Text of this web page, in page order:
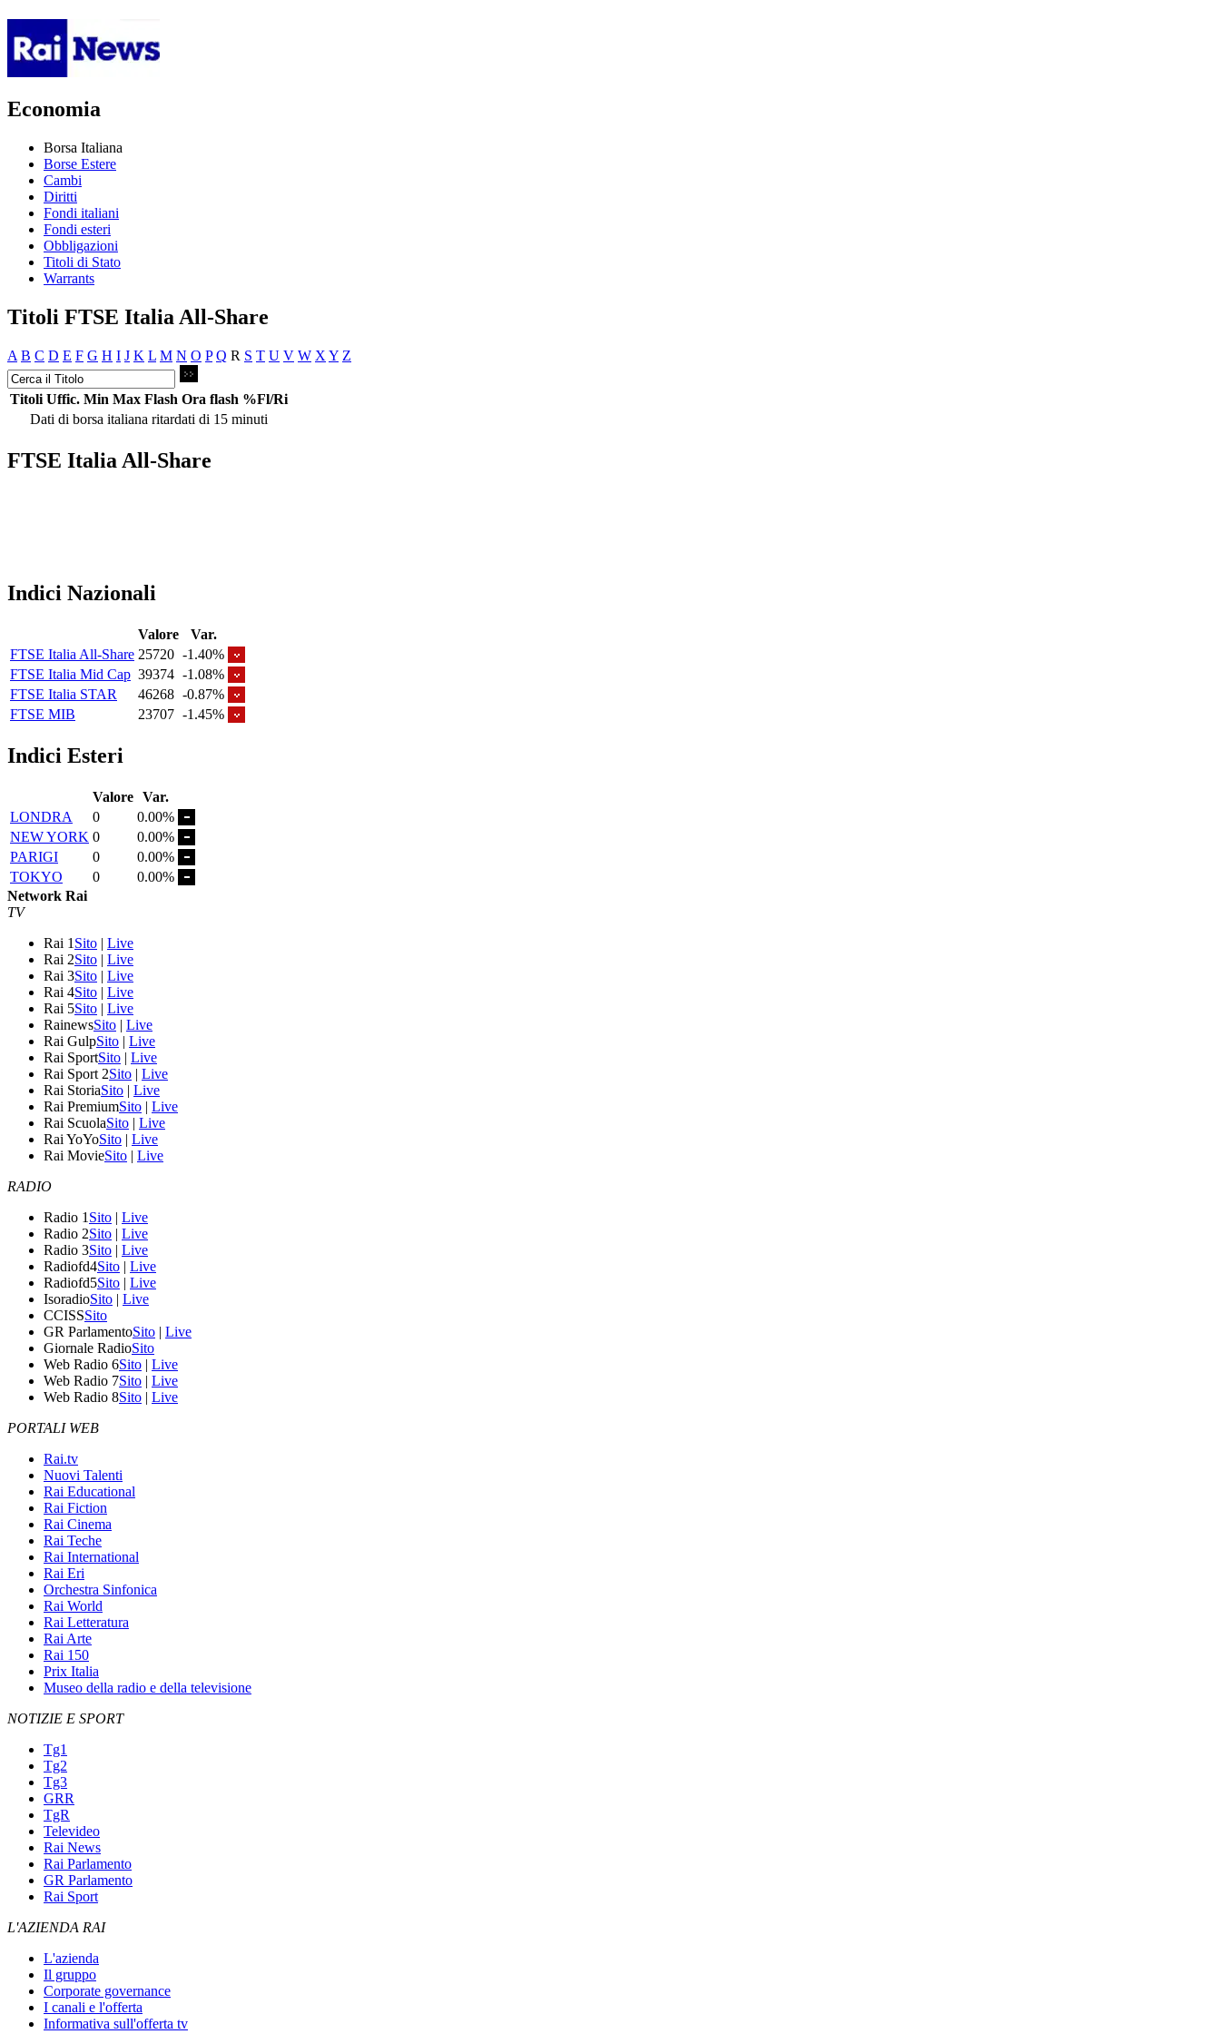
Economia
Borsa Italiana
Borse Estere
Cambi
Diritti
Fondi italiani
Fondi esteri
Obbligazioni
Titoli di Stato
Warrants
Titoli FTSE Italia All-Share
A B C D E F G H I J K L M N O P Q R S T U V W X Y Z
Titoli Uffic. Min Max Flash Ora flash %Fl/Ri
Dati di borsa italiana ritardati di 15 minuti
FTSE Italia All-Share
Indici Nazionali
Valore
Var.
FTSE Italia All-Share 25720 -1.40%
FTSE Italia Mid Cap 39374 -1.08%
FTSE Italia STAR
46268 -0.87%
FTSE MIB
23707 -1.45%
Indici Esteri
Valore Var.
LONDRA
0
0.00%
NEW YORK 0
0.00%
PARIGI
0
0.00%
TOKYO
0
0.00%
Network Rai
TV
Rai 1 Sito | Live
Rai 2Sito | Live
Rai 3Sito | Live
Rai 4Sito | Live
Rai 5Sito | Live
RainewsSito | Live
Rai GulpSito | Live
Rai SportSito | Live
Rai Sport 2Sito | Live
Rai StoriaSito | Live
Rai PremiumSito | Live
Rai ScuolaSito | Live
Rai YoYoSito | Live
Rai MovieSito | Live
RADIO
Radio 1 Sito | Live
Radio 2Sito | Live
Radio 3Sito | Live
Radiofd4Sito | Live
Radiofd5Sito | Live
IsoradioSito | Live
CCISSSito
GR ParlamentoSito | Live
Giornale RadioSito
Web Radio 6Sito | Live
Web Radio 7Sito | Live
Web Radio 8Sito | Live
PORTALI WEB
Rai.tv
Nuovi Talenti
Rai Educational
Rai Fiction
Rai Cinema
Rai Teche
Rai International
Rai Eri
Orchestra Sinfonica
Rai World
Rai Letteratura
Rai Arte
Rai 150
Prix Italia
Museo della radio e della televisione
NOTIZIE E SPORT
Tg1
Tg2
Tg3
GRR
TgR
Televideo
Rai News
Rai Parlamento
GR Parlamento
Rai Sport
L'AZIENDA RAI
L'azienda
Il gruppo
Corporate governance
I canali e l'offerta
Informativa sull'offerta tv